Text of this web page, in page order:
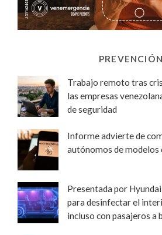
PREVENCIÓN
Trabajo remoto tras
las empresas
de seguridad
Informe advierte de
autónomos de modelos
Presentada por
para desinfectar el
incluso con pasajeros a